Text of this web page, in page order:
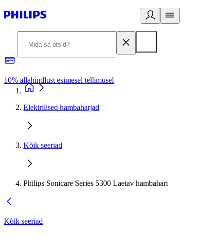
10% allahindlust esimesel tellimusel
Elektrilised hambaharjad
Kõik seeriad
Philips Sonicare Series 5300 Laetav hambahari
Kõik seeriad